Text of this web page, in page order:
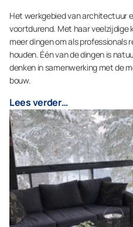
Het werkgebied van architectuur
voortdurend. Met haar veelzijdige
meer dingen om als professionals
houden. Één van de dingen is
denken in samenwerking met de
bouw.
Lees verder…